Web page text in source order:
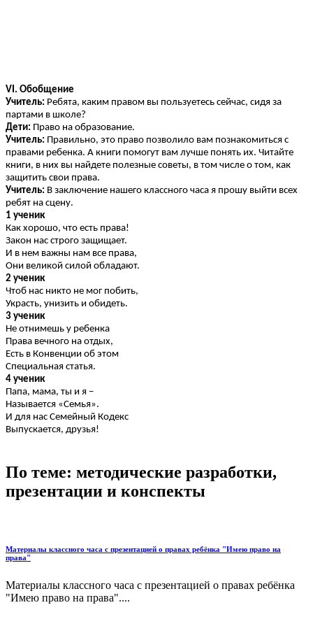
VI. Обобщение
Учитель: Ребята, каким правом вы пользуетесь сейчас, сидя за
партами в школе?
Дети: Право на образование.
Учитель: Правильно, это право позволило вам познакомиться с
правами ребенка. А книги помогут вам лучше понять их. Читайте
книги, в них вы найдете полезные советы, в том числе о том, как
защитить свои права.
Учитель: В заключение нашего классного часа я прошу выйти всех
ребят на сцену.
1 ученик
Как хорошо, что есть права!
Закон нас строго защищает.
И в нем важны нам все права,
Они великой силой обладают.
2 ученик
Чтоб нас никто не мог побить,
Украсть, унизить и обидеть.
3 ученик
Не отнимешь у ребенка
Права вечного на отдых,
Есть в Конвенции об этом
Специальная статья.
4 ученик
Папа, мама, ты и я –
Называется «Семья».
И для нас Семейный Кодекс
Выпускается, друзья!
По теме: методические разработки,
презентации и конспекты
Материалы классного часа с презентацией о правах ребёнка "Имею право на
права"
Материалы классного часа с презентацией о правах ребёнка
"Имею право на права"....